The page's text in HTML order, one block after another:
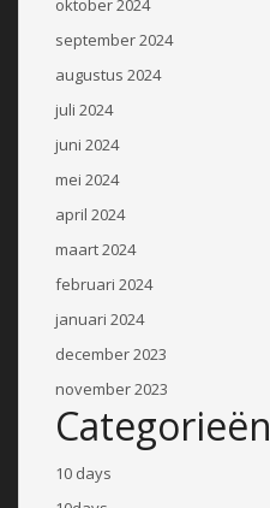
september 2024
augustus 2024
juli 2024
juni 2024
mei 2024
april 2024
maart 2024
februari 2024
januari 2024
december 2023
november 2023
Categorieën
10 days